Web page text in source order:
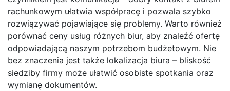
rachunkowym ułatwia współpracę i pozwala szybko
rozwiązywać pojawiające się problemy. Warto również
porównać ceny usług różnych biur, aby znaleźć ofertę
odpowiadającą naszym potrzebom budżetowym. Nie
bez znaczenia jest także lokalizacja biura – bliskość
siedziby firmy może ułatwić osobiste spotkania oraz
wymianę dokumentów.